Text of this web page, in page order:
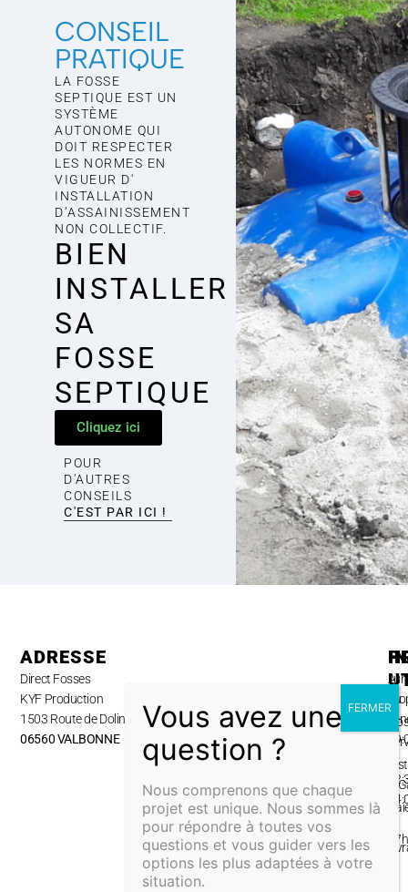
CONSEIL
PRATIQUE
LA FOSSE
SEPTIQUE EST UN
SYSTÈME
AUTONOME QUI
DOIT RESPECTER
LES NORMES EN
VIGUEUR D'
INSTALLATION
D’ASSAINISSEMENT
NON COLLECTIF.
BIEN
INSTALLER
SA
FOSSE
SEPTIQUE
Cliquez ici
POUR
D'AUTRES
CONSEILS
C'EST PAR ICI !
ADRESSE
Direct Fosses
KYF Production
1503 Route de Dolines,
06560 VALBONNE
au
A
&
Nous comprenons que chaque
projet est unique. Nous sommes là
pour répondre à toutes vos
questions et vous guider vers les
options les plus adaptées à votre
situation.